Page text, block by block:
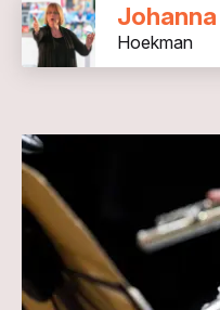
Johanna
Hoekman